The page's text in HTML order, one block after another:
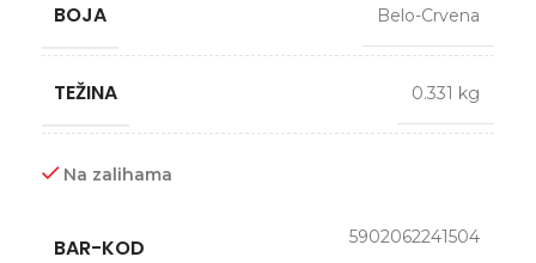
BOJA Belo-Crvena
TEŽINA 0.331 kg
Na zalihama
BAR-KOD 5902062241504